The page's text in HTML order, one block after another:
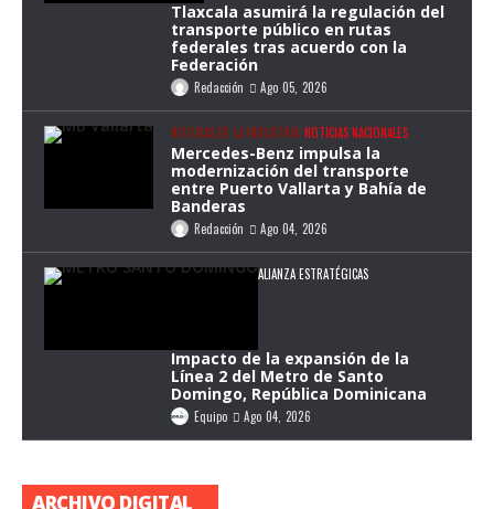
Tlaxcala asumirá la regulación del
transporte público en rutas
federales tras acuerdo con la
Federación
Redacción Ago 05, 2026
NOTICIAS DE LA INDUSTRIA NOTICIAS NACIONALES
Mercedes-Benz impulsa la
modernización del transporte
entre Puerto Vallarta y Bahía de
Banderas
Redacción Ago 04, 2026
ALIANZA ESTRATÉGICAS
Impacto de la expansión de la
Línea 2 del Metro de Santo
Domingo, República Dominicana
Equipo Ago 04, 2026
ARCHIVO DIGITAL